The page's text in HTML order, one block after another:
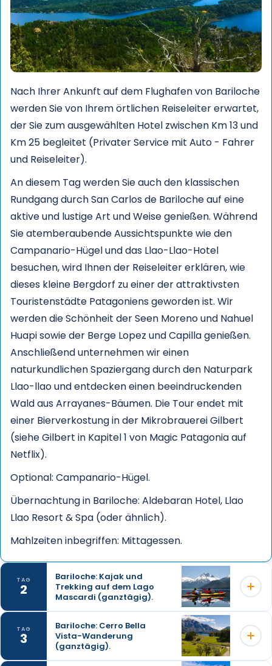
Nach Ihrer Ankunft auf dem Flughafen von Bariloche
werden Sie von Ihrem örtlichen Reiseleiter erwartet,
der Sie zum ausgewählten Hotel zwischen Km 13 und
Km 25 begleitet (Privater Service mit Auto - Fahrer
und Reiseleiter).
An diesem Tag werden Sie auch den klassischen
Rundgang durch San Carlos de Bariloche auf eine
aktive und lustige Art und Weise genießen. Während
Sie atemberaubende Aussichtspunkte wie den
Campanario-Hügel und das Llao-Llao-Hotel
besuchen, wird Ihnen der Reiseleiter erklären, wie
dieses kleine Bergdorf zu einer der attraktivsten
Touristenstädte Patagoniens geworden ist. Wir
werden die Schönheit der Seen Moreno und Nahuel
Huapi sowie der Berge Lopez und Capilla genießen.
Anschließend unternehmen wir einen
naturkundlichen Spaziergang durch den Naturpark
Llao-llao und entdecken einen beeindruckenden
Wald aus Arrayanes-Bäumen. Die Tour endet mit
einer Bierverkostung in der Mikrobrauerei Gilbert
(siehe Gilbert in Kapitel 1 von Magic Patagonia auf
Netflix).
Optional: Campanario-Hügel.
Übernachtung in Bariloche: Aldebaran Hotel, Llao
Llao Resort & Spa (oder ähnlich).
Mahlzeiten inbegriffen: Mittagessen.
TAG
2
Bariloche: Kajak und
Trekking auf dem Lago
Mascardi (ganztägig).
Dies ist ein sehr kompletter Ausflug, der Kajakfahren
an der Küste und Wandern im Nahuel-Huapi-
TAG
3
Bariloche: Cerro Bella
Vista-Wanderung
(ganztägig).